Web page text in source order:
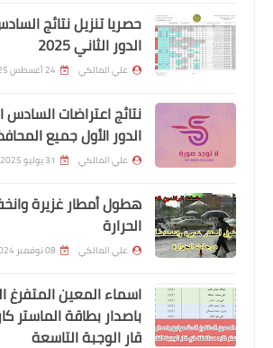
اسماء االرعاية الاجتماعية
ماهو قانون الضمان الاجتماعي
مميزات قانون الضمان الاجتماعية
يخدم طبقة العمال
حصريا تنزيل نتائج
الدور الثاني 2025
علي المالكي 24 أغسطس 2025
الدور الأول جميع
علي المالكي 31 يوليو 2025
هطول أمطار غزيرة
الحرارة
علي المالكي 08 نوفمبر 2024
اسماء المعين
باصدار بطاقة الماستر
قار الوجبة التاسعة